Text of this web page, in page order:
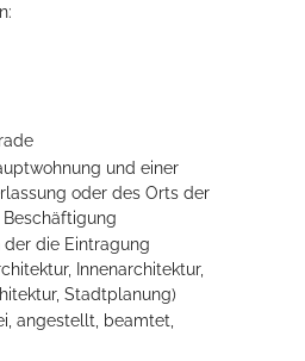
und einer
oder des Orts der
der die Eintragung
Innenarchitektur,
Stadtplanung)
angestellt, beamtet,